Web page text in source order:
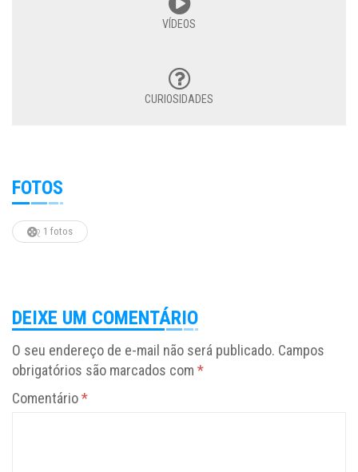
VÍDEOS
CURIOSIDADES
FOTOS
1 fotos
DEIXE UM COMENTÁRIO
O seu endereço de e-mail não será publicado. Campos
obrigatórios são marcados com *
Comentário*